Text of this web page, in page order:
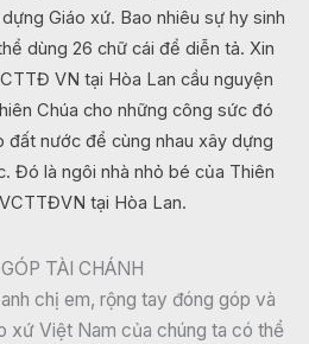
Giáo xứ. Bao nhiêu sự hy sinh
dùng 26 chữ cái để diễn tả. Xin
VN tại Hòa Lan cầu nguyện
Chúa cho những công sức đó
đất nước để cùng nhau xây dựng
Đó là ngôi nhà nhỏ bé của Thiên
tại Hòa Lan.
TÀI CHÁNH
chị em, rộng tay đóng góp và
xứ Việt Nam của chúng ta có thể